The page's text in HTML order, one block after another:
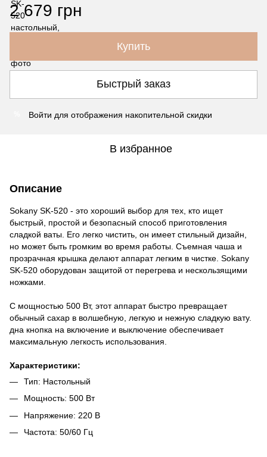
2 679 грн
Купить
Быстрый заказ
Войти для отображения накопительной скидки
В избранное
Описание
Sokany SK-520 - это хороший выбор для тех, кто ищет
быстрый, простой и безопасный способ приготовления
сладкой ваты. Его легко чистить, он имеет стильный дизайн,
но может быть громким во время работы. Съемная чаша и
прозрачная крышка делают аппарат легким в чистке. Sokany
SK-520 оборудован защитой от перегрева и нескользящими
ножками.
С мощностью 500 Вт, этот аппарат быстро превращает
обычный сахар в волшебную, легкую и нежную сладкую вату.
дна кнопка на включение и выключение обеспечивает
максимальную легкость использования.
Характеристики:
Тип: Настольный
Мощность: 500 Вт
Напряжение: 220 В
Частота: 50/60 Гц